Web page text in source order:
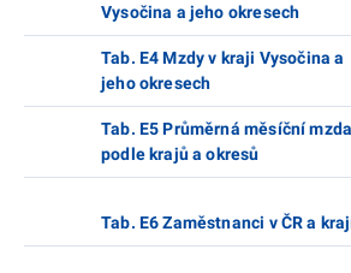
Vysočina a jeho okresech
Tab. E4 Mzdy v kraji Vysočina a
jeho okresech
Tab. E5 Průměrná měsíční mzda
podle krajů a okresů
Tab. E6 Zaměstnanci v ČR a